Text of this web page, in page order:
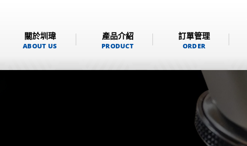
關於圳瑋
ABOUT US
產品介紹
PRODUCT
訂單管理
ORDER